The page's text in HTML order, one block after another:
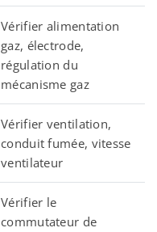
Vérifier alimentation
gaz, électrode,
régulation du
mécanisme gaz
Vérifier ventilation,
conduit fumée, vitesse
ventilateur
Vérifier le
commutateur de